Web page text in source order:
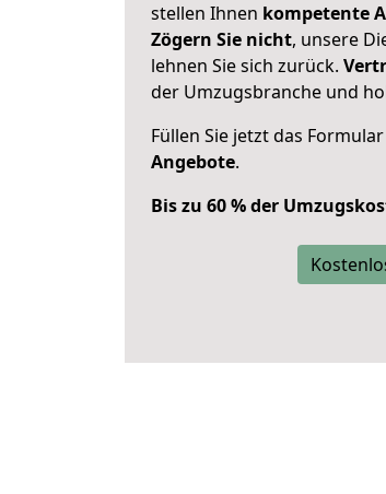
stellen Ihnen kompetente
Zögern Sie nicht, unsere
lehnen Sie sich zurück.
der Umzugsbranche und
Füllen Sie jetzt das
Angebote.
Bis zu 60 % der